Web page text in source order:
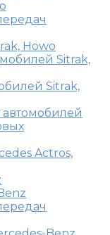
Howo
Sitrak,
Sitrak,
Actros,